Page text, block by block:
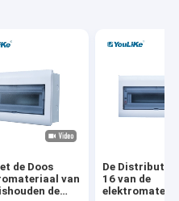
de Doos
van
de
De
16 van de